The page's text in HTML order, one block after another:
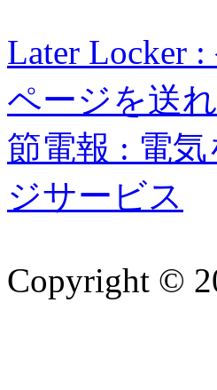
Later Locker
ページを送
節電報 : 電
ジサービス
Copyright ©